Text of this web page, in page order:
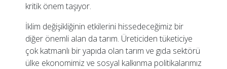
kritik önem taşıyor.
İklim değişikliğinin etkilerini hissedeceğimiz bir
diğer önemli alan da tarım. Üreticiden tüketiciye
çok katmanlı bir yapıda olan tarım ve gıda sektörü
ülke ekonomimiz ve sosyal kalkınma politikalarımız